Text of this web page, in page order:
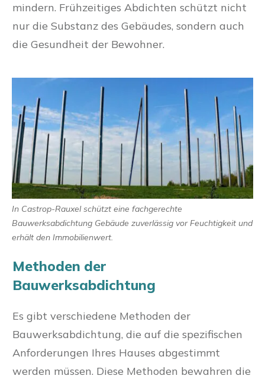
mindern. Frühzeitiges Abdichten schützt nicht
nur die Substanz des Gebäudes, sondern auch
die Gesundheit der Bewohner.
In Castrop-Rauxel schützt eine fachgerechte
Bauwerksabdichtung Gebäude zuverlässig vor Feuchtigkeit und
erhält den Immobilienwert.
Methoden der
Bauwerksabdichtung
Es gibt verschiedene Methoden der
Bauwerksabdichtung, die auf die spezifischen
Anforderungen Ihres Hauses abgestimmt
werden müssen. Diese Methoden bewahren die